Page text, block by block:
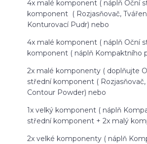
4x malé komponent ( náplň Oční
komponent ( Rozjasňovač,
Konturovací Pudr) nebo
4x malé komponent ( náplň Oční
komponent ( náplň Kompaktního
2x malé komponenty ( doplňujte
střední komponent (
Contour Powder) nebo
1x velký komponent ( náplň
střední komponent + 2x malý
2x velké komponenty ( náplň